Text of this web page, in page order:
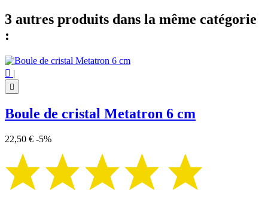
3 autres produits dans la même catégorie
:
 |

Boule de cristal Metatron 6 cm
22,50 € -5%